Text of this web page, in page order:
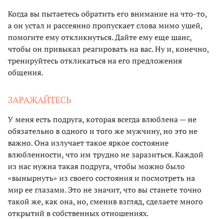
Когда вы пытаетесь обратить его внимание на что-то,
а он устал и рассеянно пропускает слова мимо ушей,
помогите ему откликнуться. Дайте ему еще шанс,
чтобы он привыкал реагировать на вас. Ну и, конечно,
тренируйтесь откликаться на его предложения
общения.
ЗАРАЖАЙТЕСЬ
У меня есть подруга, которая всегда влюблена — не
обязательно в одного и того же мужчину, но это не
важно. Она излучает такое яркое состояние
влюбленности, что им трудно не заразиться. Каждой
из нас нужна такая подруга, чтобы можно было
«вынырнуть» из своего состояния и посмотреть на
мир ее глазами. Это не значит, что вы станете точно
такой же, как она, но, сменив взгляд, сделаете много
открытий в собственных отношениях.